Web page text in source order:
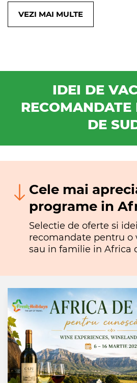
VEZI MAI MULTE
IDEI DE
DE
Cele mai
programe in
Selectie de oferte si
recomandate pentru o
sau in familie in Africa